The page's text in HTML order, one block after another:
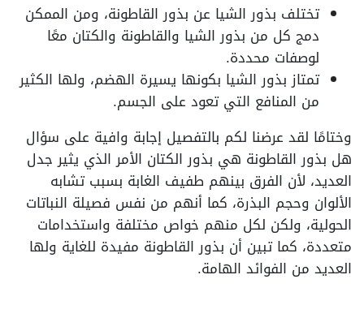
تختلف بذور الشيا عن بذور القاطونة، ومن الممكن
دمج كل من بذور الشيا والقاطونة والكتان معًا
لوصفات محددة.
تمتاز بذور الشيا بكونها يسيرة الهضم، ولها الكثير
من المنافع التي تعود على الجسم.
وختامًا لقد عرضنا لكم بالتفصيل إجابة وافية على سؤال
هل بذور القاطونة هي بذور الكتان الأمر الذي يثير جدل
العديد، لأن الفرق بينهم طفيف الغابة بسبب تشابه
الألوان وحجم البذرة، كما أنهم من نفس فصيلة النباتات
الحولية، ولكن لكل منهم خواص مختلفة واستخدامات
متعددة، كما تبين أن بذور القاطونة مفيدة للغاية ولها
العديد من الفوائد الهامة.